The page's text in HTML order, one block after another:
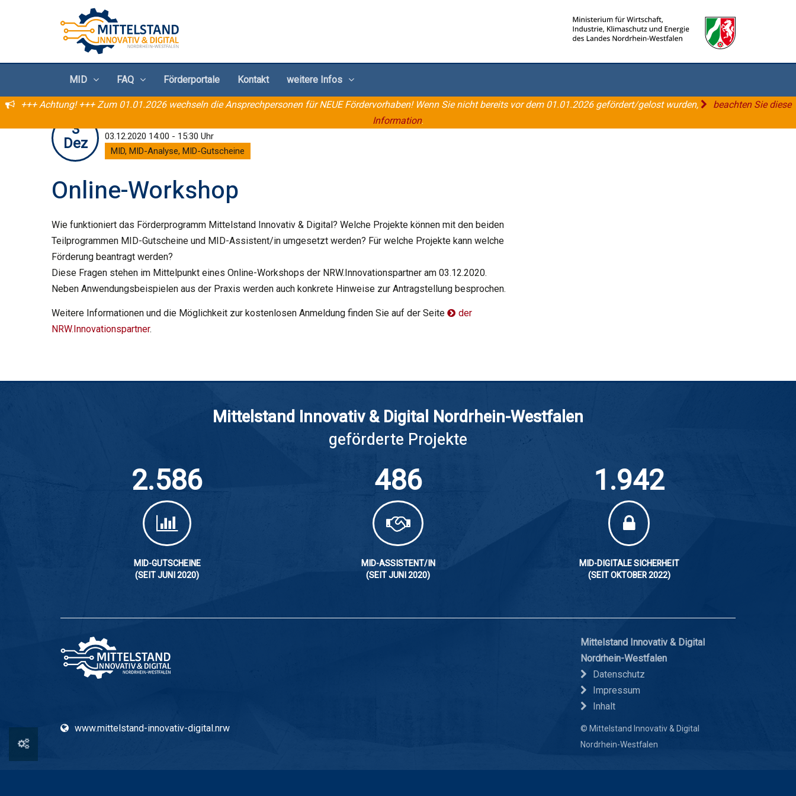
MID FAQ Förderportale Kontakt weitere Infos
+++ Achtung! +++ Zum 01.01.2026 wechseln die Ansprechpersonen für NEUE Fördervorhaben! Wenn Sie nicht bereits vor dem 01.01.2026 gefördert/gelost wurden,
beachten Sie diese
Information.
3
Dez
03.12.2020 14:00 - 15:30 Uhr
MID, MID-Analyse, MID-Gutscheine
iCal herunterladen
Online-Workshop
Wie funktioniert das Förderprogramm Mittelstand Innovativ & Digital? Welche Projekte können mit den beiden
Teilprogrammen MID-Gutscheine und MID-Assistent/in umgesetzt werden? Für welche Projekte kann welche
Förderung beantragt werden?
Diese Fragen stehen im Mittelpunkt eines Online-Workshops der NRW.Innovationspartner am 03.12.2020.
Neben Anwendungsbeispielen aus der Praxis werden auch konkrete Hinweise zur Antragstellung besprochen.
Weitere Informationen und die Möglichkeit zur kostenlosen Anmeldung finden Sie auf der Seite
der
NRW.Innovationspartner.
Mittelstand Innovativ & Digital Nordrhein-Westfalen
geförderte Projekte
2.586
MID-GUTSCHEINE
(SEIT JUNI 2020)
486
MID-ASSISTENT/IN
(SEIT JUNI 2020)
1.942
MID-DIGITALE SICHERHEIT
(SEIT OKTOBER 2022)
Mittelstand Innovativ & Digital
Nordrhein-Westfalen
Datenschutz
Impressum
Inhalt
www.mittelstand-innovativ-digital.nrw
© Mittelstand Innovativ & Digital
Nordrhein-Westfalen